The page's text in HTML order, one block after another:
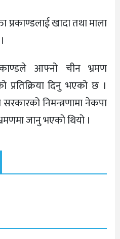
प्रकाण्डलाई खादा तथा माला
आफ्नो चीन भ्रमण
दिनु भएको छ ।
सरकारको निमन्त्रणामा नेकपा
जानु भएको थियो ।